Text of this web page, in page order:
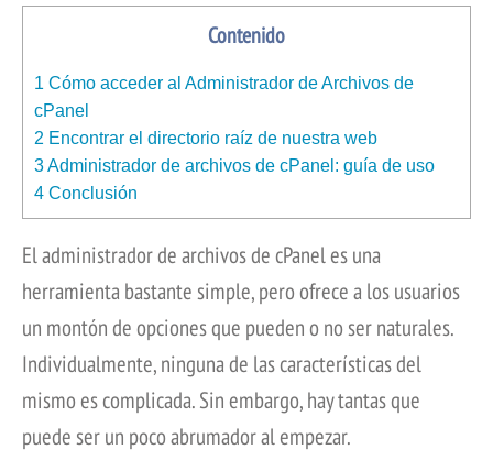
Contenido
1 Cómo acceder al Administrador de Archivos de
cPanel
2 Encontrar el directorio raíz de nuestra web
3Administrador de archivos de cPanel: guía de uso
4 Conclusión
El administrador de archivos de cPanel es una
herramienta bastante simple, pero ofrece a los usuarios
un montón de opciones que pueden o no ser naturales.
Individualmente, ninguna de las características del
mismo es complicada. Sin embargo, hay tantas que
puede ser un poco abrumador al empezar.